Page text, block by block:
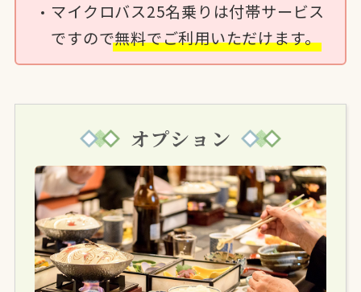
マイクロバス25名乗りは付帯サービス
ですので無料でご利用いただけます。
オプション